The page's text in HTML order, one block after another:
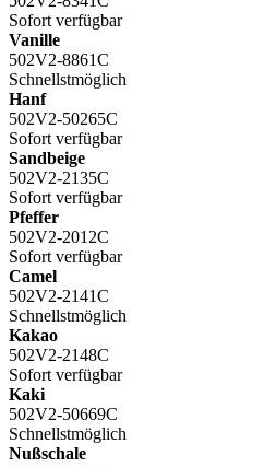
Sofort verfügbar
Vanille
502V2-8861C
Schnellstmöglich
Hanf
502V2-50265C
Sofort verfügbar
Sandbeige
502V2-2135C
Sofort verfügbar
Pfeffer
502V2-2012C
Sofort verfügbar
Camel
502V2-2141C
Schnellstmöglich
Kakao
502V2-2148C
Sofort verfügbar
Kaki
502V2-50669C
Schnellstmöglich
Nußschale